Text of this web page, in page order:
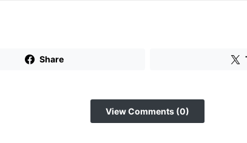
Share
View Comments (0)